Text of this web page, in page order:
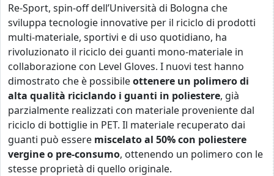
Re-Sport, spin-off dell’Università di Bologna che
sviluppa tecnologie innovative per il riciclo di prodotti
multi-materiale, sportivi e di uso quotidiano, ha
rivoluzionato il riciclo dei guanti mono-materiale in
collaborazione con Level Gloves. I nuovi test hanno
dimostrato che è possibileottenere un polimero di
alta qualità riciclando i guanti in poliestere, già
parzialmente realizzati con materiale proveniente dal
riciclo di bottiglie in PET. Il materiale recuperato dai
guanti può essere miscelato al 50% con poliestere
vergine o pre-consumo, ottenendo un polimero con le
stesse proprietà di quello originale.